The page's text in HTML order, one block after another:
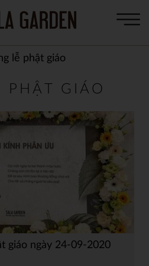
lễ phật giáo
PHẬT GIÁO
giáo ngày 24-09-2020